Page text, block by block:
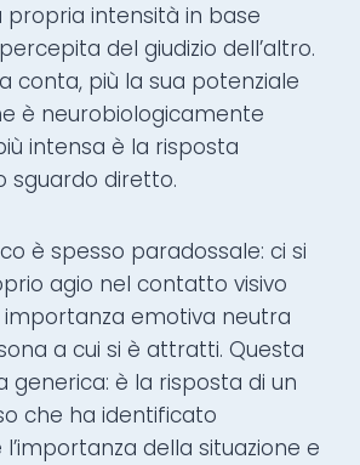
propria intensità in base
del giudizio dell’altro.
conta, più la sua potenziale
è neurobiologicamente
intensa è la risposta
sguardo diretto.
è spesso paradossale: ci si
agio nel contatto visivo
emotiva neutra
a cui si è attratti. Questa
generica: è la risposta di un
che ha identificato
della situazione e